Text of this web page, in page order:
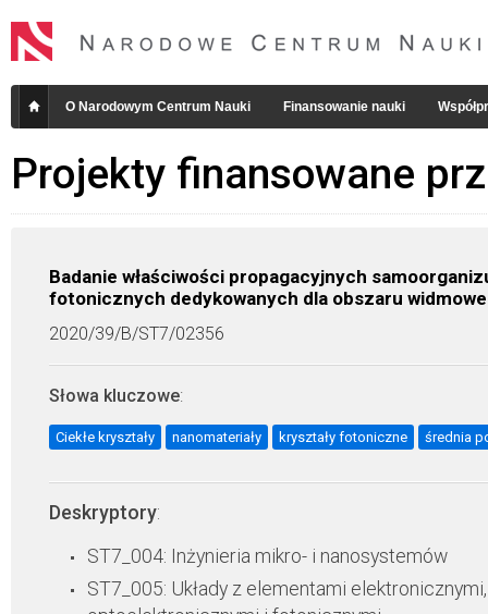
O Narodowym Centrum Nauki Finansowanie nauki
Projekty finansowane
Badanie właściwości propagacyjnych
fotonicznych dedykowanych dla obszaru
2020/39/B/ST7/02356
Słowa kluczowe:
Ciekłe kryształy nanomateriały kryształy fotoniczne średnia
Deskryptory:
ST7_004: Inżynieria mikro- i nanosystemów
ST7_005: Układy z elementami elektronicznymi,